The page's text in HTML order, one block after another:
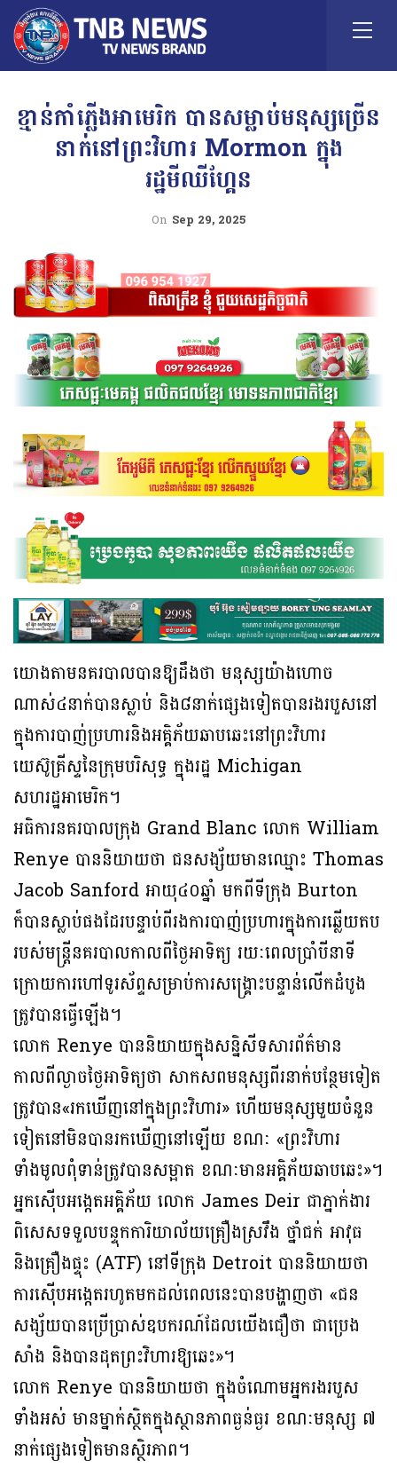
ខ្មាន់កាំភ្លើងអាមេរិក បានសម្លាប់មនុស្សច្រើន
នាក់នៅព្រះវិហារ Mormon ក្នុង
រដ្ឋមីឈីហ្គែន
On Sep 29, 2025
យោងតាមនគរបាលបានឱ្យដឹងថា មនុស្សយ៉ាងហោច
ណាស់៤នាក់បានស្លាប់ និង៨នាក់ផ្សេងទៀតបានរងរបួសនៅ
ក្នុងការបាញ់ប្រហារនិងអគ្គិភ័យឆាបឆេះនៅព្រះវិហារ
យេស៊ូគ្រីស្ទនៃក្រុមបរិសុទ្ធ ក្នុងរដ្ឋ Michigan
សហរដ្ឋអាមេរិក។
អធិការនគរបាលក្រុង Grand Blanc លោក William
Renye បាននិយាយថា ជនសង្ស័យមានឈ្មោះ Thomas
Jacob Sanford អាយុ៤០ឆ្នាំ មកពីទីក្រុង Burton
ក៏បានស្លាប់ផងដែរបន្ទាប់ពីរងការបាញ់ប្រហារក្នុងការឆ្លើយតប
របស់មន្រ្តីនគរបាលកាលពីថ្ងៃអាទិត្យ រយៈពេលប្រាំបីនាទី
ក្រោយការហៅទូរស័ព្ទសម្រាប់ការសង្គ្រោះបន្ទាន់លើកដំបូង
ត្រូវបានធ្វើឡើង។
លោក Renye បាននិយាយក្នុងសន្និសីទសារព័ត៌មាន
កាលពីល្ងាចថ្ងៃអាទិត្យថា សាកសពមនុស្សពីរនាក់បន្ថែមទៀត
ត្រូវបាន«រកឃើញនៅក្នុងព្រះវិហារ» ហើយមនុស្សមួយចំនួន
ទៀតនៅមិនបានរកឃើញនៅឡើយ ខណៈ «ព្រះវិហារ
ទាំងមូលពុំទាន់ត្រូវបានសម្អាត ខណៈមានអគ្គិភ័យឆាបឆេះ»។
អ្នកស៊ើបអង្កេតអគ្គិភ័យ លោក James Deir ជាភ្នាក់ងារ
ពិសេសទទួលបន្ទុកការិយាល័យគ្រឿងស្រវឹង ថ្នាំជក់ អាវុធ
និងគ្រឿងផ្ទុះ (ATF) នៅទីក្រុង Detroit បាននិយាយថា
ការស៊ើបអង្កេតរហូតមកដល់ពេលនេះបានបង្ហាញថា «ជន
សង្ស័យបានប្រើប្រាស់ឧបករណ៍ដែលយើងជឿថា ជាប្រេង
សាំង និងបានដុតព្រះវិហារឱ្យឆេះ»។
លោក Renye បាននិយាយថា ក្នុងចំណោមអ្នករងរបួស
ទាំងអស់ មានម្នាក់ស្ថិតក្នុងស្ថានភាពធ្ងន់ធ្ងរ ខណៈមនុស្ស ៧
នាក់ផ្សេងទៀតមានស្ថិរភាព។